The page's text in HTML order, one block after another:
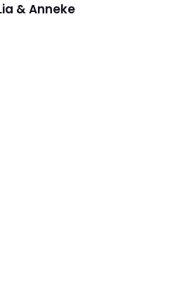
& Anneke